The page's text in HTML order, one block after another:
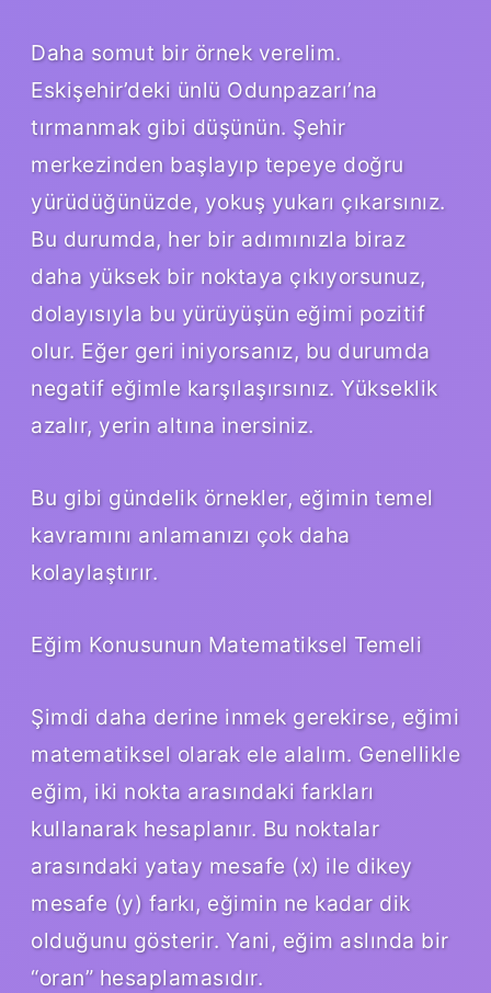
Daha somut bir örnek verelim.
Eskişehir’deki ünlü Odunpazarı’na
tırmanmak gibi düşünün. Şehir
merkezinden başlayıp tepeye doğru
yürüdüğünüzde, yokuş yukarı çıkarsınız.
Bu durumda, her bir adımınızla biraz
daha yüksek bir noktaya çıkıyorsunuz,
dolayısıyla bu yürüyüşün eğimi pozitif
olur. Eğer geri iniyorsanız, bu durumda
negatif eğimle karşılaşırsınız. Yükseklik
azalır, yerin altına inersiniz.
Bu gibi gündelik örnekler, eğimin temel
kavramını anlamanızı çok daha
kolaylaştırır.
Eğim Konusunun Matematiksel Temeli
Şimdi daha derine inmek gerekirse, eğimi
matematiksel olarak ele alalım. Genellikle
eğim, iki nokta arasındaki farkları
kullanarak hesaplanır. Bu noktalar
arasındaki yatay mesafe (x) ile dikey
mesafe (y) farkı, eğimin ne kadar dik
olduğunu gösterir. Yani, eğim aslında bir
“oran” hesaplamasıdır.